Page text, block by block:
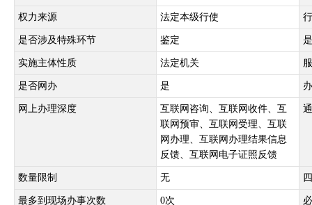
权力来源 法定本级行使
是否涉及特殊环节 鉴定
实施主体性质 法定机关
是否网办 是
网上办理深度
互联网咨询、互联网收件、互
联网预审、互联网受理、互联
网办理、互联网办理结果信息
反馈、互联网电子证照反馈
数量限制 无
最多到现场办事次数 0次